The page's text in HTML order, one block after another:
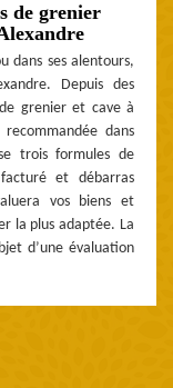
de grenier
dans ses alentours,
Depuis des
grenier et cave à
dans
trois formules de
et débarras
vos biens et
la plus adaptée. La
d’une évaluation